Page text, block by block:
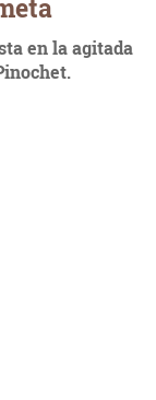
en la agitada